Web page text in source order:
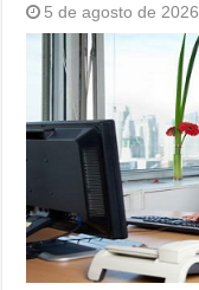
5 de agosto de 2026